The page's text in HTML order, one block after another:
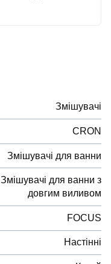
Змішувачі
CRON
Змішувачі для ванни
Змішувачі для ванни з
довгим виливом
FOCUS
Настінні